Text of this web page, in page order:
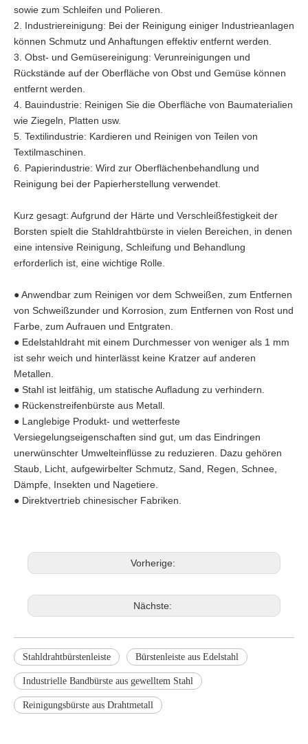
sowie zum Schleifen und Polieren.
2. Industriereinigung: Bei der Reinigung einiger Industrieanlagen
können Schmutz und Anhaftungen effektiv entfernt werden.
3. Obst- und Gemüsereinigung: Verunreinigungen und
Rückstände auf der Oberfläche von Obst und Gemüse können
entfernt werden.
4. Bauindustrie: Reinigen Sie die Oberfläche von Baumaterialien
wie Ziegeln, Platten usw.
5. Textilindustrie: Kardieren und Reinigen von Teilen von
Textilmaschinen.
6. Papierindustrie: Wird zur Oberflächenbehandlung und
Reinigung bei der Papierherstellung verwendet.
Kurz gesagt: Aufgrund der Härte und Verschleißfestigkeit der
Borsten spielt die Stahldrahtbürste in vielen Bereichen, in denen
eine intensive Reinigung, Schleifung und Behandlung
erforderlich ist, eine wichtige Rolle.
● Anwendbar zum Reinigen vor dem Schweißen, zum Entfernen
von Schweißzunder und Korrosion, zum Entfernen von Rost und
Farbe, zum Aufrauen und Entgraten.
● Edelstahldraht mit einem Durchmesser von weniger als 1 mm
ist sehr weich und hinterlässt keine Kratzer auf anderen
Metallen.
● Stahl ist leitfähig, um statische Aufladung zu verhindern.
● Rückenstreifenbürste aus Metall.
● Langlebige Produkt- und wetterfeste
Versiegelungseigenschaften sind gut, um das Eindringen
unerwünschter Umwelteinflüsse zu reduzieren. Dazu gehören
Staub, Licht, aufgewirbelter Schmutz, Sand, Regen, Schnee,
Dämpfe, Insekten und Nagetiere.
● Direktvertrieb chinesischer Fabriken.
Vorherige:
Nächste:
Stahldrahtbürstenleiste Bürstenleiste aus Edelstahl
Industrielle Bandbürste aus gewelltem Stahl
Reinigungsbürste aus Drahtmetall